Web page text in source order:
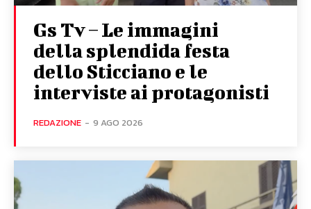
Gs Tv – Le immagini
della splendida festa
dello Sticciano e le
interviste ai protagonisti
REDAZIONE - 9 AGO 2026